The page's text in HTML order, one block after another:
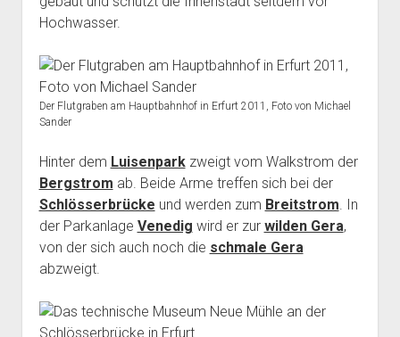
Hochwasser.
Der Flutgraben am Hauptbahnhof in Erfurt 2011, Foto von Michael
Sander
Hinter dem Luisenparkzweigt vom Walkstrom der
Bergstrom ab. Beide Arme treffen sich bei der
Schlösserbrücke und werden zum Breitstrom. In
der Parkanlage Venedig wird er zur wilden Gera,
von der sich auch noch die schmale Gera
abzweigt.